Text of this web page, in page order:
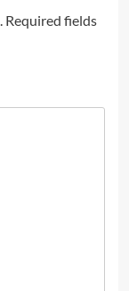
Required fields